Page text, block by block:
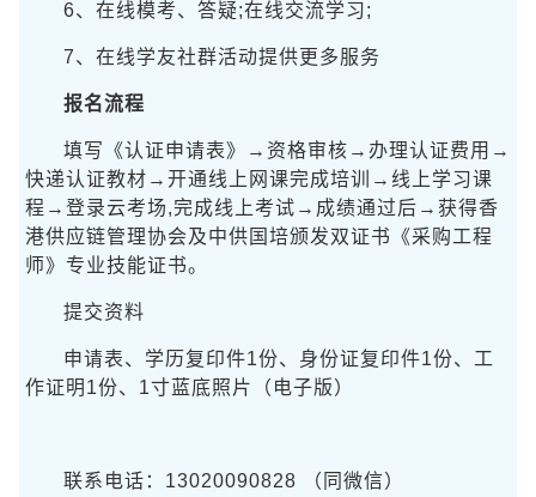
6、在线模考、答疑;在线交流学习;
7、在线学友社群活动提供更多服务
报名流程
填写《认证申请表》→资格审核→办理认证费用→
快递认证教材→开通线上网课完成培训→线上学习课
程→登录云考场,完成线上考试→成绩通过后→获得香
港供应链管理协会及中供国培颁发双证书《采购工程
师》专业技能证书。
提交资料
申请表、学历复印件1份、身份证复印件1份、工
作证明1份、1寸蓝底照片（电子版）
联系电话：13020090828 （同微信）